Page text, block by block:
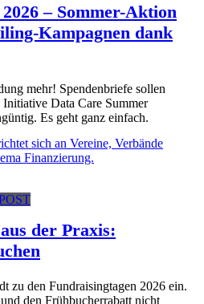
– Sommer-Aktion
Kampagnen dank
mehr! Spendenbriefe sollen
Data Care Summer
Es geht ganz einfach.
der Praxis:
zu den Fundraisingtagen 2026 ein.
den Frühbucherrabatt nicht